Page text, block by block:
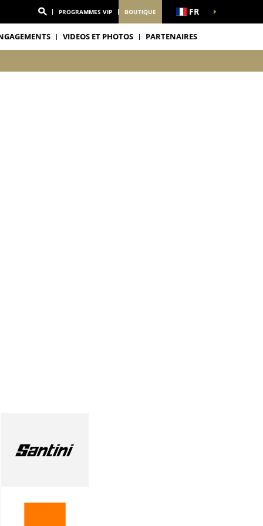
PROGRAMMES VIP BOUTIQUE FR
VIDEOS ET PHOTOS PARTENAIRES